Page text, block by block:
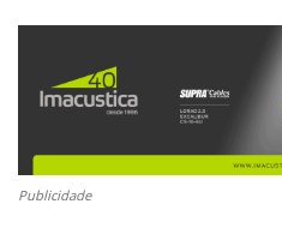
Publicidade